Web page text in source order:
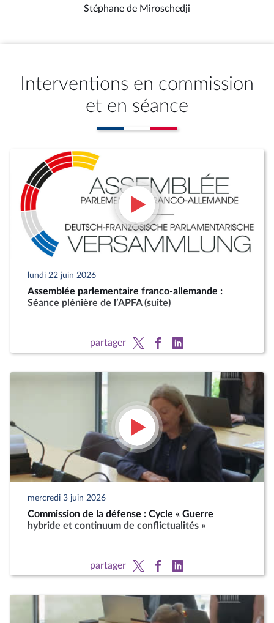
Stéphane de Miroschedji
Interventions en commission
et en séance
lundi 22 juin 2026
Assemblée parlementaire franco-allemande :
Séance plénière de l’APFA (suite)
partager
mercredi 3 juin 2026
Commission de la défense : Cycle « Guerre
hybride et continuum de conflictualités »
partager